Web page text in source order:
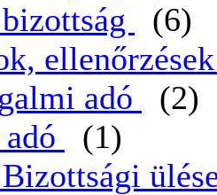
(6)
adó
(2)
(1)